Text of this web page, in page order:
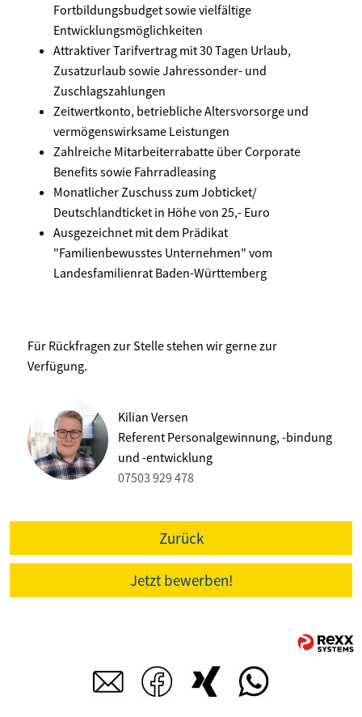
Fortbildungsbudget sowie vielfältige
Entwicklungsmöglichkeiten
Attraktiver Tarifvertrag mit 30 Tagen Urlaub,
Zusatzurlaub sowie Jahressonder- und
Zuschlagszahlungen
Zeitwertkonto, betriebliche Altersvorsorge und
vermögenswirksame Leistungen
Zahlreiche Mitarbeiterrabatte über Corporate
Benefits sowie Fahrradleasing
Monatlicher Zuschuss zum Jobticket/
Deutschlandticket in Höhe von 25,- Euro
Ausgezeichnet mit dem Prädikat
"Familienbewusstes Unternehmen" vom
Landesfamilienrat Baden-Württemberg
Für Rückfragen zur Stelle stehen wir gerne zur
Verfügung.
Kilian Versen
Referent Personalgewinnung, -bindung
und -entwicklung
07503 929 478
Zurück
Jetzt bewerben!